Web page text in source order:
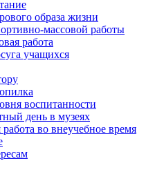
образа жизни
массовой работы
работа
учащихся
воспитанности
день в музеях
во внеучебное время